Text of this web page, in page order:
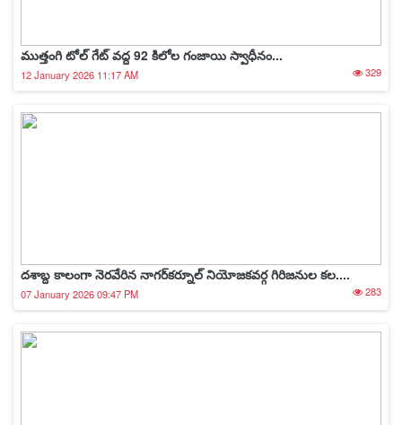
ముత్తంగి టోల్ గేట్ వద్ద 92 కిలోల గంజాయి స్వాధీనం...
12 January 2026 11:17 AM 329
దశాబ్ద కాలంగా నెరవేరిన నాగర్‌కర్నూల్ నియోజకవర్గ గిరిజనుల కల....
07 January 2026 09:47 PM 283